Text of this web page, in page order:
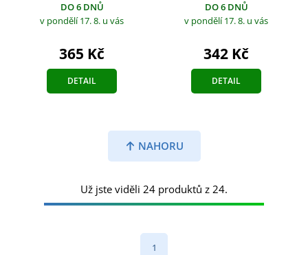
DO 6 DNŮ
v pondělí 17. 8. u vás
365 Kč
DETAIL
DO 6 DNŮ
v pondělí 17. 8. u vás
342 Kč
DETAIL
NAHORU
Už jste viděli 24 produktů z 24.
1